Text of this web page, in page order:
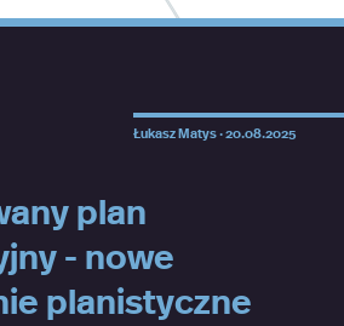
Łukasz Matys ·20.08.2025
plan
- nowe
planistyczne